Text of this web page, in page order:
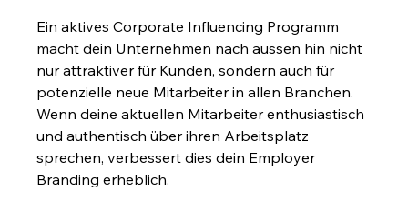
Ein aktives Corporate Influencing Programm
macht dein Unternehmen nach aussen hin nicht
nur attraktiver für Kunden, sondern auch für
potenzielle neue Mitarbeiter in allen Branchen.
Wenn deine aktuellen Mitarbeiter enthusiastisch
und authentisch über ihren Arbeitsplatz
sprechen, verbessert dies dein Employer
Branding erheblich.